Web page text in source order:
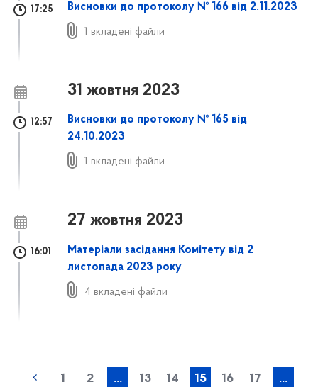
17:25 Висновки до протоколу № 166 від 2.11.2023
1 вкладені файли
31 жовтня 2023
12:57
Висновки до протоколу № 165 від
24.10.2023
1 вкладені файли
27 жовтня 2023
16:01
Матеріали засідання Комітету від 2
листопада 2023 року
4 вкладені файли
1 2 ... 13 14 15 16 17 ...